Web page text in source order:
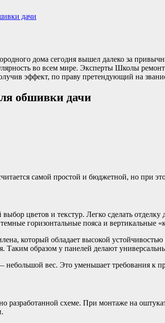
дачи
дома сегодня вышел далеко за
во всем мире. Эксперты Школы
эффект, по праву претендующий на
обшивки дачи
самой простой и бюджетной, но при
цветов и текстур. Легко сделать
горизонтальные пояса и вертикальные
который обладает высокой
Таким образом у панелей делают
вес. Это уменьшает требования к
разработанной схеме. При монтаже на